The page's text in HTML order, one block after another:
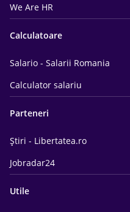
We Are HR
Calculatoare
Salario - Salarii Romania
Calculator salariu
Parteneri
Știri - Libertatea.ro
Jobradar24
Utile